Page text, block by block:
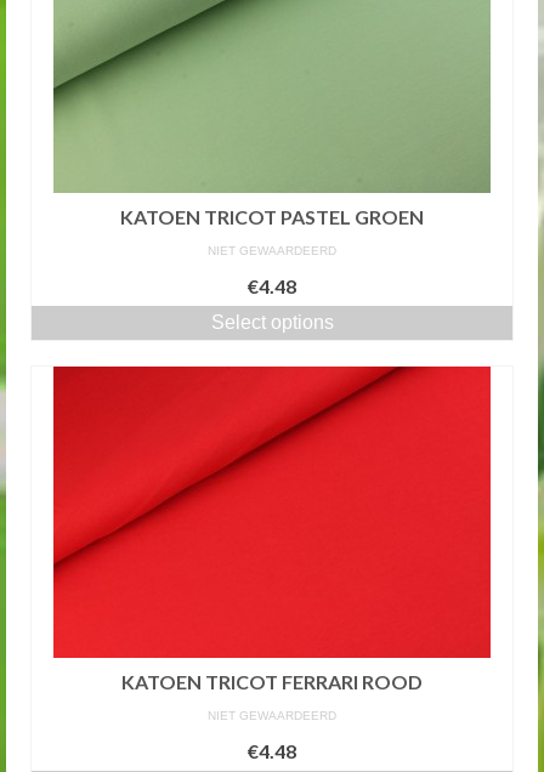
KATOEN TRICOT PASTEL GROEN
NIET GEWAARDEERD
€4.48
Select options
KATOEN TRICOT FERRARI ROOD
NIET GEWAARDEERD
€4.48